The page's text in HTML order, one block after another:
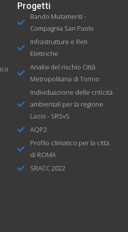
Progetti
Bando Mutamenti -
Compagnia San Paolo
Infrastrutture e Reti
Elettriche
Analisi del rischio Città
Metropolitana di Torino
Individuazione delle criticità
ambientali per la regione
Lazio - SRSvS
AQP2
Profilo climatico per la città
di ROMA
SRACC 2022